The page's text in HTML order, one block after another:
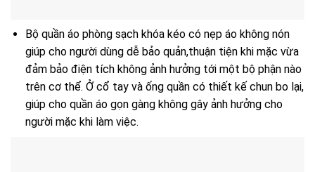
Bộ quần áo phòng sạch khóa kéo có nẹp áo không nón
giúp cho người dùng dễ bảo quản,thuận tiện khi mặc vừa
đảm bảo điện tích không ảnh hưởng tới một bộ phận nào
trên cơ thể. Ở cổ tay và ống quần có thiết kế chun bo lại,
giúp cho quần áo gọn gàng không gây ảnh hưởng cho
người mặc khi làm việc.